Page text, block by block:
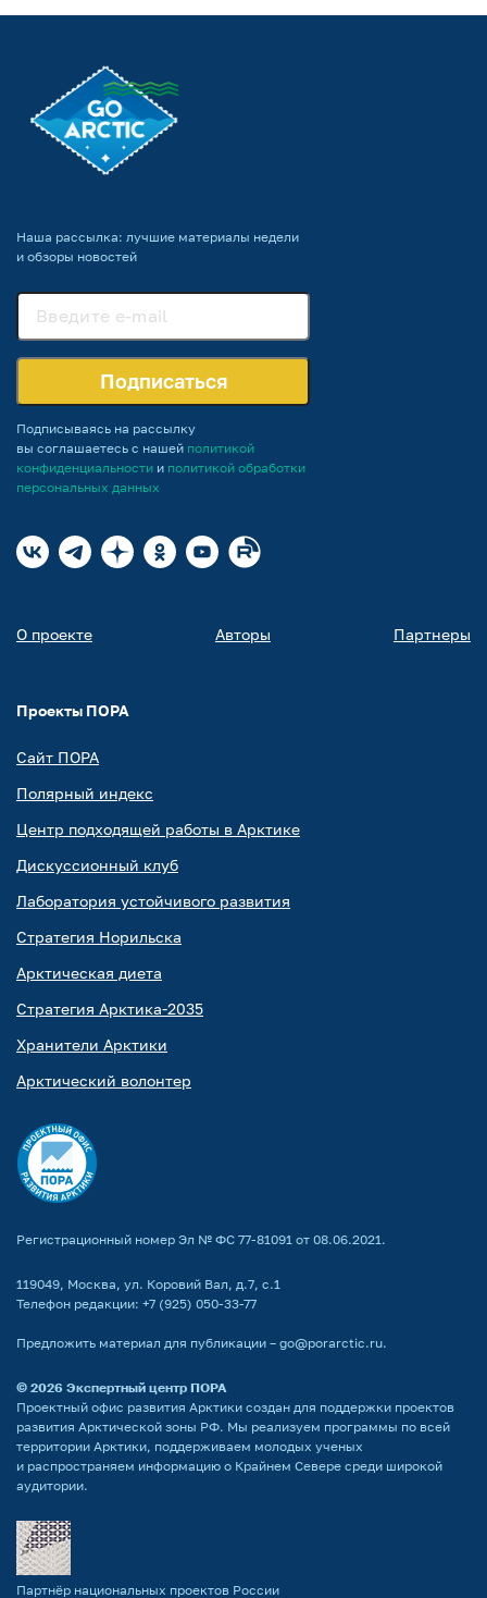
Наша рассылка: лучшие материалы недели
и обзоры новостей
Подписаться
Подписываясь на рассылку
вы соглашаетесь с нашей политикой
конфиденциальности и политикой обработки
персональных данных
О проекте Авторы Партнеры
Проекты ПОРА
Сайт ПОРА
Полярный индекс
Центр подходящей работы в Арктике
Дискуссионный клуб
Лаборатория устойчивого развития
Стратегия Норильска
Арктическая диета
Стратегия Арктика-2035
Хранители Арктики
Арктический волонтер
Регистрационный номер Эл № ФС 77-81091 от 08.06.2021.
119049, Москва, ул. Коровий Вал, д.7, с.1
Телефон редакции: +7 (925) 050-33-77
Предложить материал для публикации – go@porarctic.ru.
© 2026 Экспертный центр ПОРА
Проектный офис развития Арктики создан для поддержки проектов
развития Арктической зоны РФ. Мы реализуем программы по всей
территории Арктики, поддерживаем молодых ученых
и распространяем информацию о Крайнем Севере среди широкой
аудитории.
Партнёр национальных проектов России